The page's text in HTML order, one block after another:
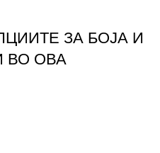
ЗА БОЈА И
ВО ОВА